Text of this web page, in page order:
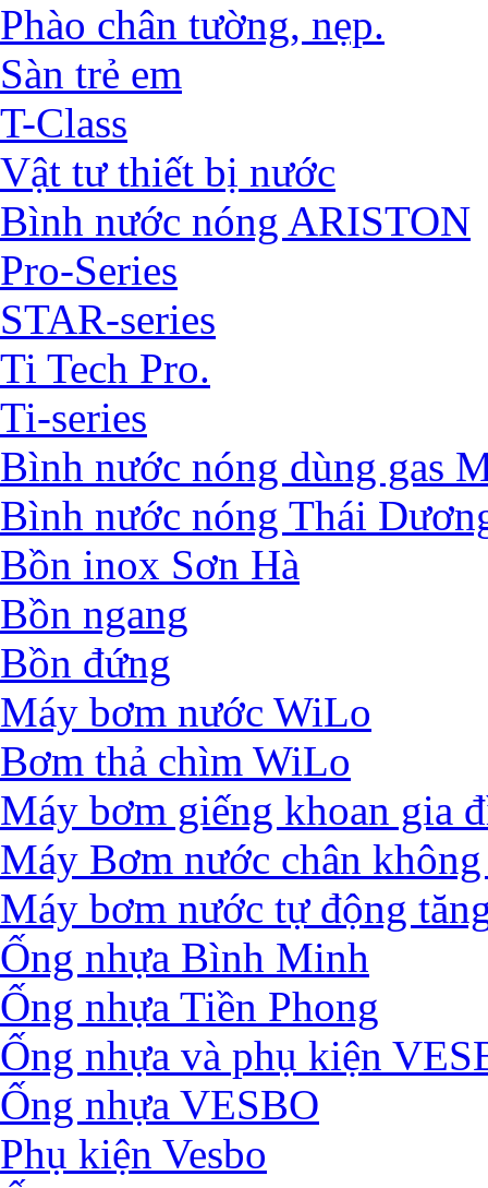
Phào chân tường, nẹp.
Sàn trẻ em
T-Class
Vật tư thiết bị nước
Bình nước nóng ARISTON
Pro-Series
STAR-series
Ti Tech Pro.
Ti-series
Bình nước nóng dùng gas
Bình nước nóng Thái
Bồn inox Sơn Hà
Bồn ngang
Bồn đứng
Máy bơm nước WiLo
Bơm thả chìm WiLo
Máy bơm giếng khoan gia
Máy Bơm nước chân
Máy bơm nước tự động
Ống nhựa Bình Minh
Ống nhựa Tiền Phong
Ống nhựa và phụ kiện
Ống nhựa VESBO
Phụ kiện Vesbo